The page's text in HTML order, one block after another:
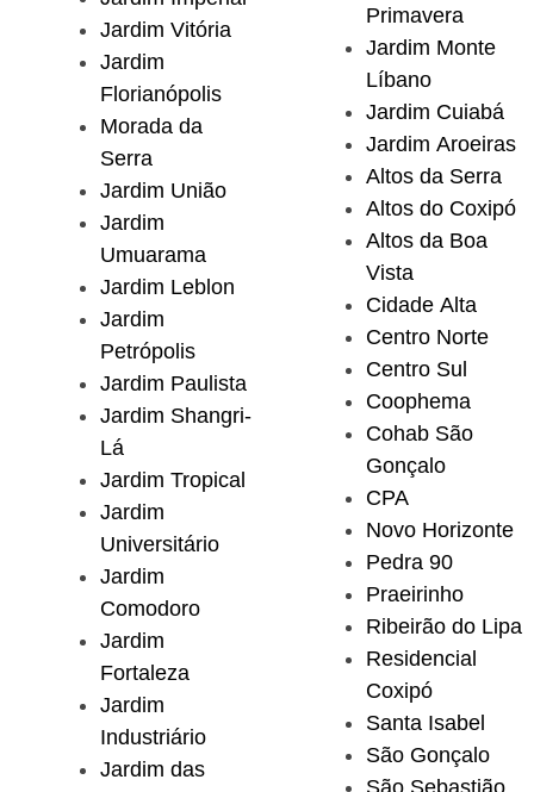
Jardim Vitória
Jardim
Florianópolis
Morada da
Serra
Jardim União
Jardim
Umuarama
Jardim Leblon
Jardim
Petrópolis
Jardim Paulista
Jardim Shangri-
Lá
Jardim Tropical
Jardim
Universitário
Jardim
Comodoro
Jardim
Fortaleza
Jardim
Industriário
Jardim das
Primavera
Jardim Monte
Líbano
Jardim Cuiabá
Jardim Aroeiras
Altos da Serra
Altos do Coxipó
Altos da Boa
Vista
Cidade Alta
Centro Norte
Centro Sul
Coophema
Cohab São
Gonçalo
CPA
Novo Horizonte
Pedra 90
Praeirinho
Ribeirão do Lipa
Residencial
Coxipó
Santa Isabel
São Gonçalo
São Sebastião